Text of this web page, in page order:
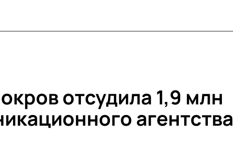
отсудила 1,9 млн
агентства